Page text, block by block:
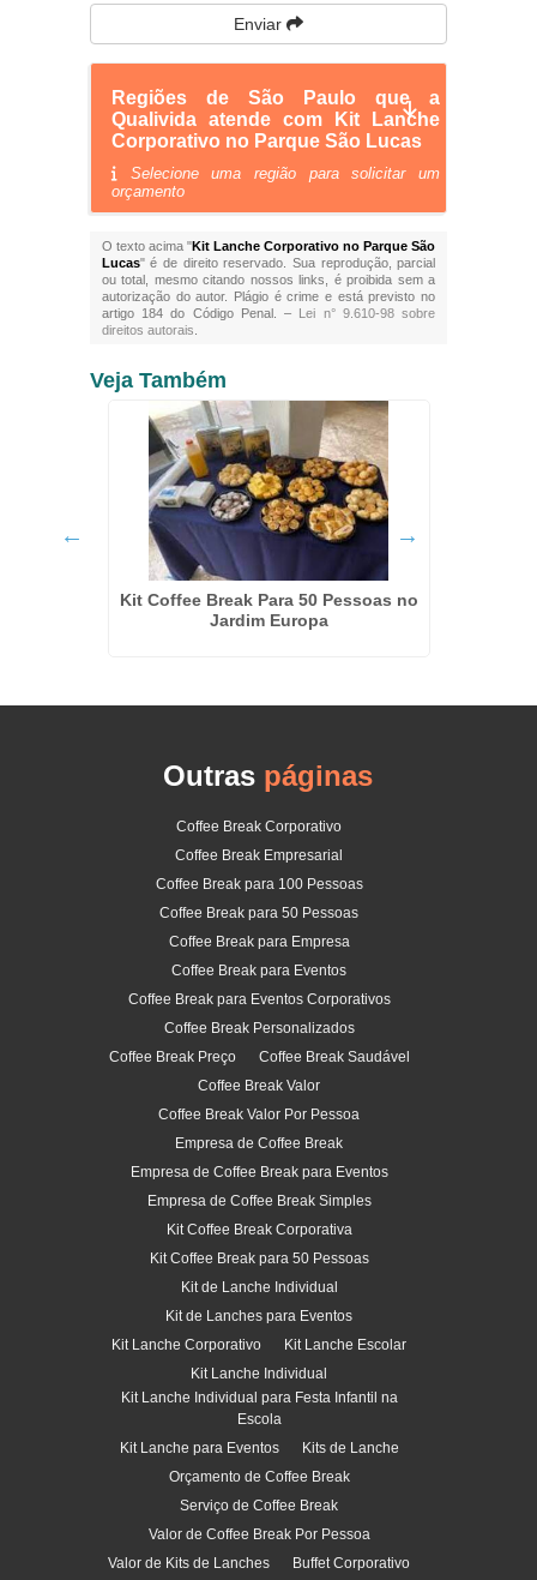
Enviar
Regiões de São Paulo que a
Qualivida atende com Kit Lanche
Corporativo no Parque São Lucas
Selecione uma região para solicitar um
orçamento
O texto acima "Kit Lanche Corporativo no Parque São
Lucas" é de direito reservado. Sua reprodução, parcial
ou total, mesmo citando nossos links, é proibida sem a
autorização do autor. Plágio é crime e está previsto no
artigo 184 do Código Penal. – Lei n° 9.610-98 sobre
direitos autorais
Veja Também
Kit Coffee Break Para 50 Pessoas no
Jardim Europa
Outras páginas
Coffee Break Corporativo
Coffee Break Empresarial
Coffee Break para 100 Pessoas
Coffee Break para 50 Pessoas
Coffee Break para Empresa
Coffee Break para Eventos
Coffee Break para Eventos Corporativos
Coffee Break Personalizados
Coffee Break Preço
Coffee Break Saudável
Coffee Break Valor
Coffee Break Valor Por Pessoa
Empresa de Coffee Break
Empresa de Coffee Break para Eventos
Empresa de Coffee Break Simples
Kit Coffee Break Corporativa
Kit Coffee Break para 50 Pessoas
Kit de Lanche Individual
Kit de Lanches para Eventos
Kit Lanche Corporativo
Kit Lanche Escolar
Kit Lanche Individual
Kit Lanche Individual para Festa Infantil na
Escola
Kit Lanche para Eventos
Kits de Lanche
Orçamento de Coffee Break
Serviço de Coffee Break
Valor de Coffee Break Por Pessoa
Valor de Kits de Lanches
Buffet Corporativo